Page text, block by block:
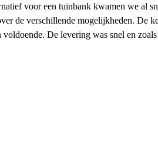
voor een tuinbank kwamen we al
de verschillende mogelijkheden. De
voldoende. De levering was snel en